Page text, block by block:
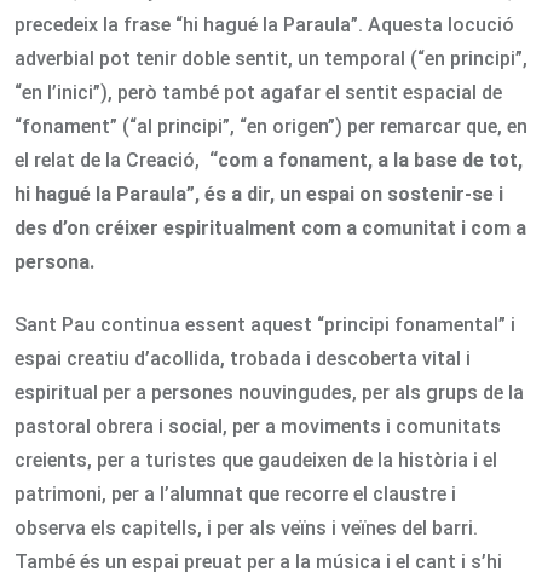
precedeix la frase “hi hagué la Paraula”. Aquesta locució
adverbial pot tenir doble sentit, un temporal (“en principi”,
“en l’inici”), però també pot agafar el sentit espacial de
“fonament” (“al principi”, “en origen”) per remarcar que, en
el relat de la Creació, “com a fonament, a la base de tot,
hi hagué la Paraula”, és a dir, un espai on sostenir-se i
des d’on créixer espiritualment com a comunitat i com a
persona.
Sant Pau continua essent aquest “principi fonamental” i
espai creatiu d’acollida, trobada i descoberta vital i
espiritual per a persones nouvingudes, per als grups de la
pastoral obrera i social, per a moviments i comunitats
creients, per a turistes que gaudeixen de la història i el
patrimoni, per a l’alumnat que recorre el claustre i
observa els capitells, i per als veïns i veïnes del barri.
També és un espai preuat per a la música i el cant i s’hi